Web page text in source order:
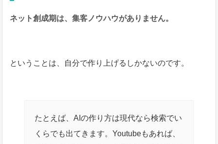
ネット創成期は、集客ノウハウがありません。
ということは、自分で作り上げるしかないのです。
たとえば、AIの作り方は現代なら検索でい
くらでも出てきます。Youtubeもあれば、